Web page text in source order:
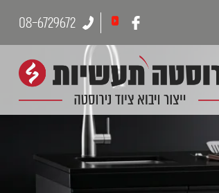
08-6729672